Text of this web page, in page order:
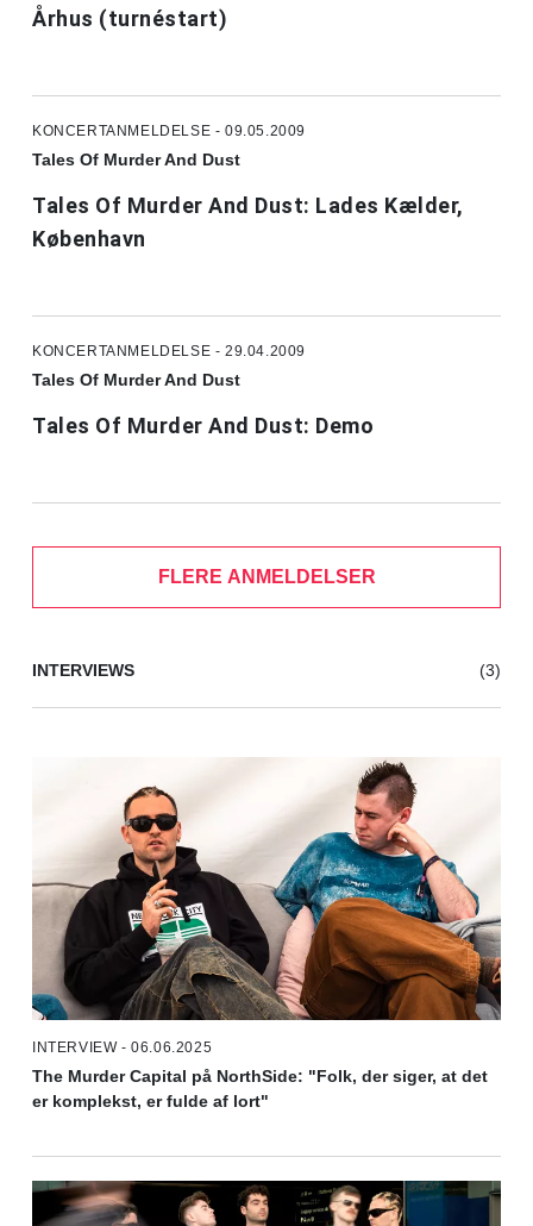
Århus (turnéstart)
KONCERTANMELDELSE - 09.05.2009
Tales Of Murder And Dust
Tales Of Murder And Dust: Lades Kælder,
København
KONCERTANMELDELSE - 29.04.2009
Tales Of Murder And Dust
Tales Of Murder And Dust: Demo
FLERE ANMELDELSER
INTERVIEWS (3)
INTERVIEW - 06.06.2025
The Murder Capital på NorthSide: "Folk, der siger, at det
er komplekst, er fulde af lort"